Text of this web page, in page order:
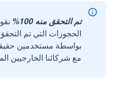
تم التحقق منه 100%
الحجوزات التي تم
مع شركائنا الخارجيين